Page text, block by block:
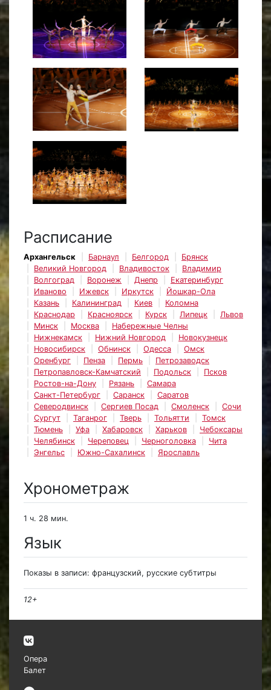
Расписание
Архангельск Барнаул Белгород
Брянск
Великий Новгород
Владивосток
Владимир
Волгоград
Воронеж Днепр
Екатеринбург
Иваново
Ижевск Иркутск
Йошкар-Ола
Казань
Калининград Киев
Коломна
Краснодар
Красноярск Курск Липецк
Львов
Минск
Москва
Набережные Челны
Нижнекамск
Нижний Новгород
Новокузнецк
Новосибирск
Обнинск Одесса
Омск
Оренбург
Пенза Пермь
Петрозаводск
Петропавловск-Камчатский
Подольск
Псков
Ростов-на-Дону
Рязань
Самара
Санкт-Петербург
Саранск
Саратов
Северодвинск
Сергиев Посад Смоленск
Сочи
Сургут
Таганрог Тверь Тольятти
Томск
Тюмень
Уфа Хабаровск Харьков
Чебоксары
Челябинск
Череповец Черноголовка
Чита
Энгельс
Южно-Сахалинск Ярославль
Хронометраж
1 ч. 28 мин.
Язык
Показы в записи: французский, русские субтитры
12+
Опера
Балет